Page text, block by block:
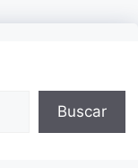
Buscar